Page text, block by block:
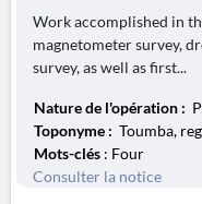
Work accomplished in
magnetometer survey,
survey, as well as first...
Nature de l'opération :
Toponyme : Toumba,
Mots-clés : Four
Consulter la notice